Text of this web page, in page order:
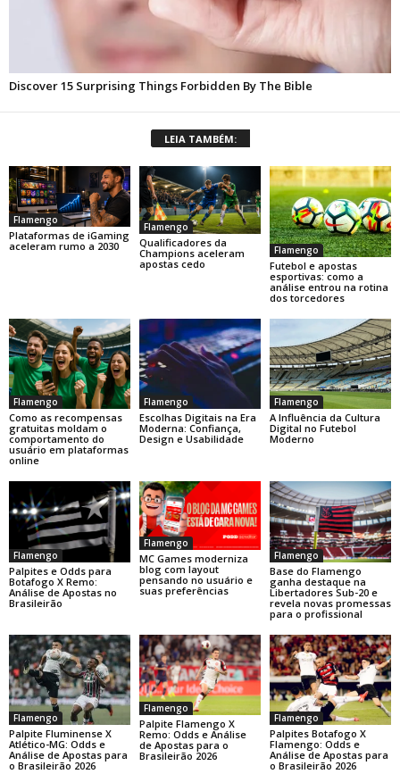
LEIA TAMBÉM:
Flamengo
Plataformas de iGaming
aceleram rumo a 2030
Flamengo
Qualificadores da
Champions aceleram
apostas cedo
Flamengo
Futebol e apostas
esportivas: como a
análise entrou na rotina
dos torcedores
Flamengo
Como as recompensas
gratuitas moldam o
comportamento do
usuário em plataformas
online
Flamengo
Escolhas Digitais na Era
Moderna: Confiança,
Design e Usabilidade
Flamengo
A Influência da Cultura
Digital no Futebol
Moderno
Flamengo
Palpites e Odds para
Botafogo X Remo:
Análise de Apostas no
Brasileirão
Flamengo
MC Games moderniza
blog com layout
pensando no usuário e
suas preferências
Flamengo
Base do Flamengo
ganha destaque na
Libertadores Sub-20 e
revela novas promessas
para o profissional
Flamengo
Palpite Fluminense X
Atlético-MG: Odds e
Análise de Apostas para
o Brasileirão 2026
Flamengo
Palpite Flamengo X
Remo: Odds e Análise
de Apostas para o
Brasileirão 2026
Flamengo
Palpites Botafogo X
Flamengo: Odds e
Análise de Apostas para
o Brasileirão 2026